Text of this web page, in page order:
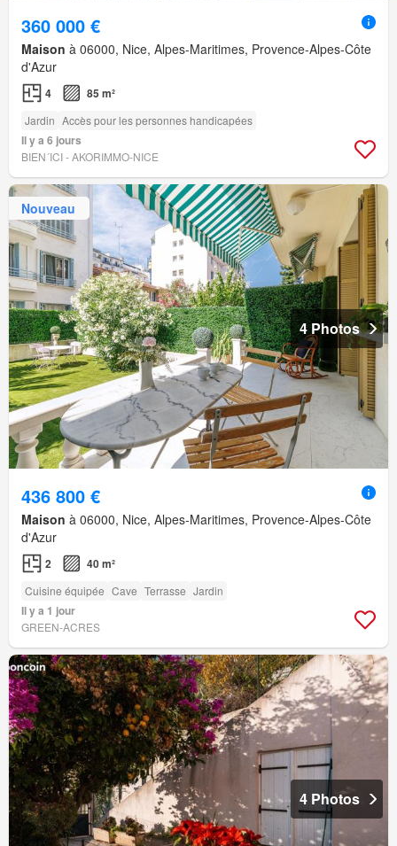
360 000 €
Maison à 06000, Nice, Alpes-Maritimes, Provence-Alpes-Côte
d'Azur
4 85 m²
Jardin Accès pour les personnes handicapées
Il y a 6 jours
BIEN´ICI - AKORIMMO-NICE
Nouveau
4 Photos
436 800 €
Maison à 06000, Nice, Alpes-Maritimes, Provence-Alpes-Côte
d'Azur
2 40 m²
Cuisine équipée Cave Terrasse Jardin
Il y a 1 jour
GREEN-ACRES
4 Photos